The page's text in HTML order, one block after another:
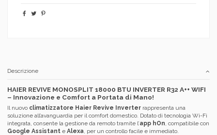
Descrizione
HAIER REVIVE MONOSPLIT 18000 BTU INVERTER R32 A++ WIFI
– Innovazione e Comfort a Portata di Mano!
Il nuovo climatizzatore Haier Revive Inverter rappresenta una
soluzione all’avanguardia per il comfort domestico. Dotato di tecnologia Wi-Fi
integrata, consente la gestione da remoto tramite l’app hOn, compatibile con
Google Assistant e Alexa, per un controllo facile e immediato.